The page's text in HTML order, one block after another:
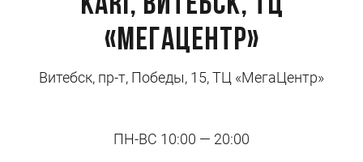
«МегаЦентр»
Витебск, пр-т, Победы, 15, ТЦ «МегаЦентр»
ПН-ВС 10:00 — 20:00